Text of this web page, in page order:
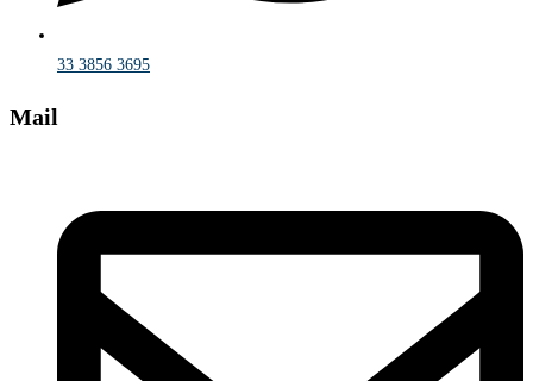
33 3856 3695
Mail